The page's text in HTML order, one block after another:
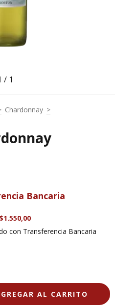
/ 1
Chardonnay >
Bancaria
$1.550,00
con Transferencia Bancaria